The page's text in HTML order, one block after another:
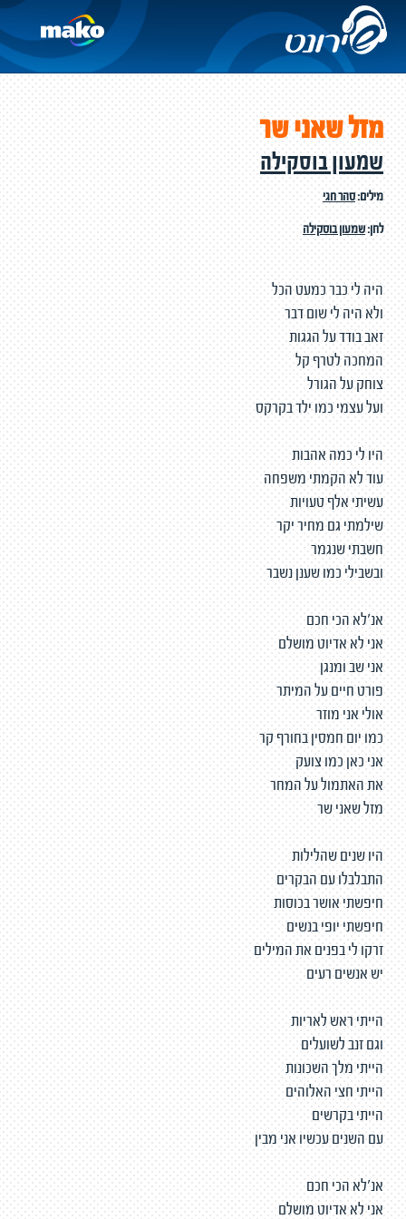
מזל שאני שר
שמעון בוסקילה
מילים:סהר חגי
לחן:שמעון בוסקילה
היה לי כבר כמעט הכל
ולא היה לי שום דבר
זאב בודד על הגגות
המחכה לטרף קל
צוחק על הגורל
ועל עצמי כמו ילד בקרקס
היו לי כמה אהבות
עוד לא הקמתי משפחה
עשיתי אלף טעויות
שילמתי גם מחיר יקר
חשבתי שנגמר
ובשבילי כמו שענן נשבר
אנ׳לא הכי חכם
אני לא אדיוט מושלם
אני שב ומנגן
פורט חיים על המיתר
אולי אני מוזר
כמו יום חמסין בחורף קר
אני כאן כמו צועק
את האתמול על המחר
מזל שאני שר
היו שנים שהלילות
התבלבלו עם הבקרים
חיפשתי אושר בכוסות
חיפשתי יופי בנשים
זרקו לי בפנים את המילים
יש אנשים רעים
הייתי ראש לאריות
וגם זנב לשועלים
הייתי מלך השכונות
הייתי חצי האלוהים
הייתי בקרשים
עם השנים עכשיו אני מבין
אנ׳לא הכי חכם
אני לא אדיוט מושלם